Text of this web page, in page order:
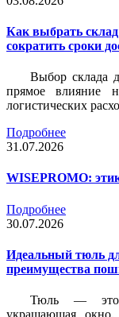
Как выбрать
сократить сроки
Выбор склада
прямое влияние
логистических
Подробнее
31.07.2026
WISEPROMO:
Подробнее
30.07.2026
Идеальный тюль
преимущества
Тюль — это